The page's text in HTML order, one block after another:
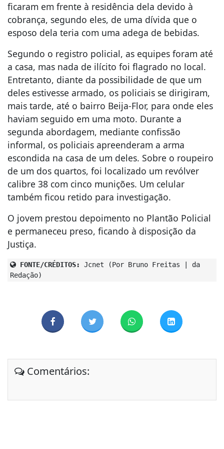
ficaram em frente à residência dela devido à
cobrança, segundo eles, de uma dívida que o
esposo dela teria com uma adega de bebidas.
Segundo o registro policial, as equipes foram até
a casa, mas nada de ilícito foi flagrado no local.
Entretanto, diante da possibilidade de que um
deles estivesse armado, os policiais se dirigiram,
mais tarde, até o bairro Beija-Flor, para onde eles
haviam seguido em uma moto. Durante a
segunda abordagem, mediante confissão
informal, os policiais apreenderam a arma
escondida na casa de um deles. Sobre o roupeiro
de um dos quartos, foi localizado um revólver
calibre 38 com cinco munições. Um celular
também ficou retido para investigação.
O jovem prestou depoimento no Plantão Policial
e permaneceu preso, ficando à disposição da
Justiça.
FONTE/CRÉDITOS:
Jcnet (Por Bruno Freitas | da
Redação)
Comentários: